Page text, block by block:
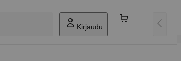
Kirjaudu